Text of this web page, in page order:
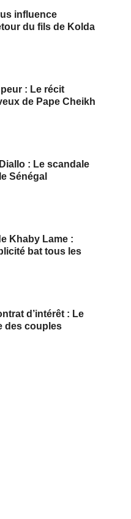
influence
du fils de Kolda
: Le récit
de Pape Cheikh
: Le scandale
Sénégal
Khaby Lame :
bat tous les
d’intérêt : Le
des couples